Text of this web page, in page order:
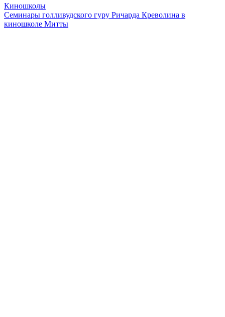
Киношколы
Семинары голливудского гуру Ричарда Креволина в
киношколе Митты